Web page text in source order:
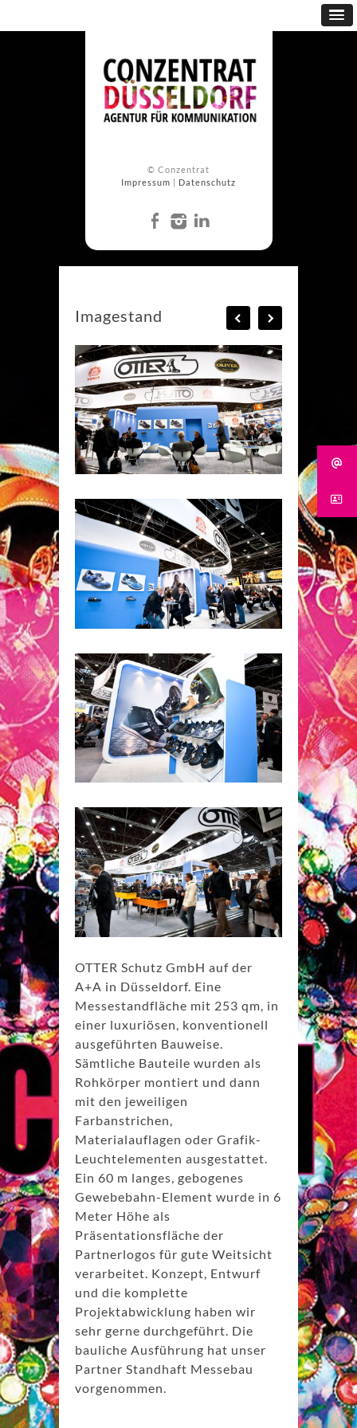
© Conzentrat
Impressum | Datenschutz
Imagestand
OTTER Schutz GmbH auf der
A+A in Düsseldorf. Eine
Messestandfläche mit 253 qm, in
einer luxuriösen, konventionell
ausgeführten Bauweise.
Sämtliche Bauteile wurden als
Rohkörper montiert und dann
mit den jeweiligen
Farbanstrichen,
Materialauflagen oder Grafik-
Leuchtelementen ausgestattet.
Ein 60 m langes, gebogenes
Gewebebahn-Element wurde in 6
Meter Höhe als
Präsentationsfläche der
Partnerlogos für gute Weitsicht
verarbeitet. Konzept, Entwurf
und die komplette
Projektabwicklung haben wir
sehr gerne durchgeführt. Die
bauliche Ausführung hat unser
Partner Standhaft Messebau
vorgenommen.